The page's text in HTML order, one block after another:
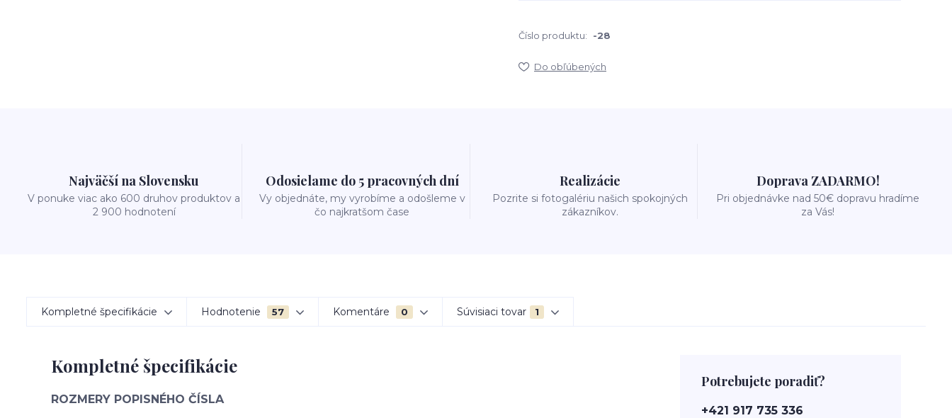
Číslo produktu: -28
Do obľúbených
Najväčší na Slovensku
V ponuke viac ako 600 druhov produktov a
2 900 hodnotení
Odosielame do 5 pracovných dní
Vy objednáte, my vyrobíme a odošleme v
čo najkratšom čase
Realizácie
Pozrite si fotogalériu našich spokojných
zákazníkov.
Doprava ZADARMO!
Pri objednávke nad 50€ dopravu hradíme
za Vás!
Kompletné špecifikácie Hodnotenie 57 Komentáre 0 Súvisiaci tovar 1
Kompletné špecifikácie
ROZMERY POPISNÉHO ČÍSLA
Potrebujete poradiť?
+421 917 735 336